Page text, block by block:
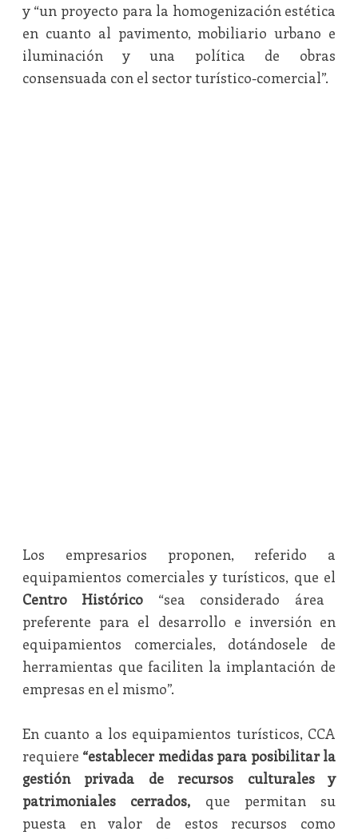
y “un proyecto para la homogenización estética
en cuanto al pavimento, mobiliario urbano e
iluminación y una política de obras
consensuada con el sector turístico-comercial”.
Los empresarios proponen, referido a
equipamientos comerciales y turísticos, que el
Centro Histórico “sea considerado área
preferente para el desarrollo e inversión en
equipamientos comerciales, dotándosele de
herramientas que faciliten la implantación de
empresas en el mismo”.
En cuanto a los equipamientos turísticos, CCA
requiere “establecer medidas para posibilitar la
gestión privada de recursos culturales y
patrimoniales cerrados, que permitan su
puesta en valor de estos recursos como